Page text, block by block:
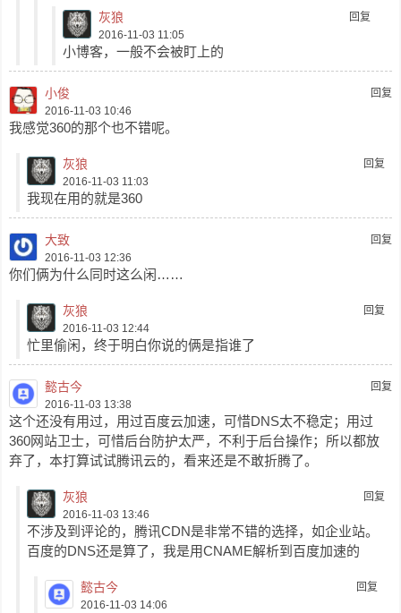
回复
灰狼
2016-11-03 11:05
小博客，一般不会被盯上的
回复
小俊
2016-11-03 10:46
我感觉360的那个也不错呢。
回复
灰狼
2016-11-03 11:03
我现在用的就是360
回复
大致
2016-11-03 12:36
你们俩为什么同时这么闲……
回复
灰狼
2016-11-03 12:44
忙里偷闲，终于明白你说的俩是指谁了
回复
懿古今
2016-11-03 13:38
这个还没有用过，用过百度云加速，可惜DNS太不稳定；用过
360网站卫士，可惜后台防护太严，不利于后台操作；所以都放
弃了，本打算试试腾讯云的，看来还是不敢折腾了。
回复
灰狼
2016-11-03 13:46
不涉及到评论的，腾讯CDN是非常不错的选择，如企业站。
百度的DNS还是算了，我是用CNAME解析到百度加速的
回复
懿古今
2016-11-03 14:06